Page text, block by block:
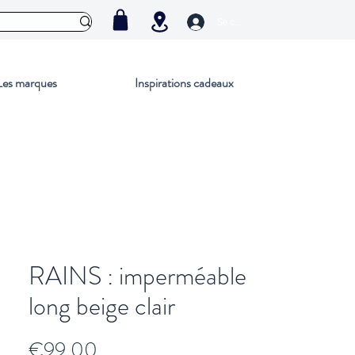
marques Inspirations cadeaux
RAINS : imperméable
long beige clair